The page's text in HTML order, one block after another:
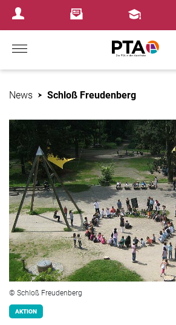
Login MenuNewsletter
Home
News Schloß Freudenberg
© Schloß Freudenberg
AKTION